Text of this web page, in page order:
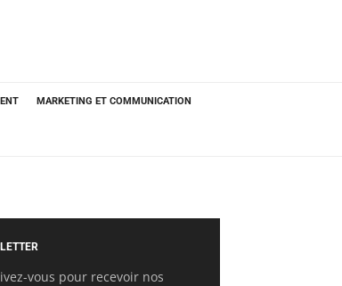
MARKETING ET COMMUNICATION
vous pour recevoir nos